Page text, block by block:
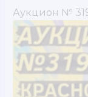
Аукцион №